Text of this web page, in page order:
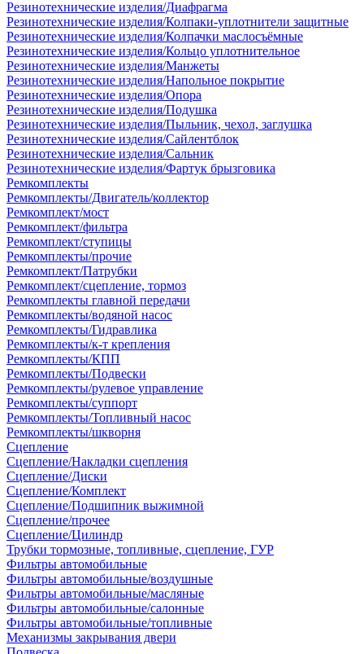
Резинотехнические изделия/Диафрагма
Резинотехнические изделия/Колпаки-уплотнители защитные
Резинотехнические изделия/Колпачки маслосъёмные
Резинотехнические изделия/Кольцо уплотнительное
Резинотехнические изделия/Манжеты
Резинотехнические изделия/Напольное покрытие
Резинотехнические изделия/Опора
Резинотехнические изделия/Подушка
Резинотехнические изделия/Пыльник, чехол, заглушка
Резинотехнические изделия/Сайлентблок
Резинотехнические изделия/Сальник
Резинотехнические изделия/Фартук брызговика
Ремкомплекты
Ремкомплекты/Двигатель/коллектор
Ремкомплект/мост
Ремкомплект/фильтра
Ремкомплект/ступицы
Ремкомплекты/прочие
Ремкомплект/Патрубки
Ремкомплект/сцепление, тормоз
Ремкомплекты главной передачи
Ремкомплекты/водяной насос
Ремкомплекты/Гидравлика
Ремкомплекты/к-т крепления
Ремкомплекты/КПП
Ремкомплекты/Подвески
Ремкомплекты/рулевое управление
Ремкомплекты/суппорт
Ремкомплекты/Топливный насос
Ремкомплекты/шкворня
Сцепление
Сцепление/Накладки сцепления
Сцепление/Диски
Сцепление/Комплект
Сцепление/Подшипник выжимной
Сцепление/прочее
Сцепление/Цилиндр
Трубки тормозные, топливные, сцепление, ГУР
Фильтры автомобильные
Фильтры автомобильные/воздушные
Фильтры автомобильные/масляные
Фильтры автомобильные/салонные
Фильтры автомобильные/топливные
Механизмы закрывания двери